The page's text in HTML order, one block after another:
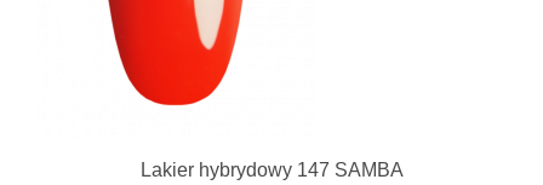
Lakier hybrydowy 147 SAMBA